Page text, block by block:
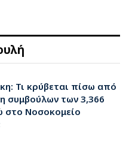
Τι κρύβεται πίσω από
συμβούλων των 3,366
στο Νοσοκομείο